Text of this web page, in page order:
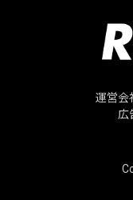
運営会
広